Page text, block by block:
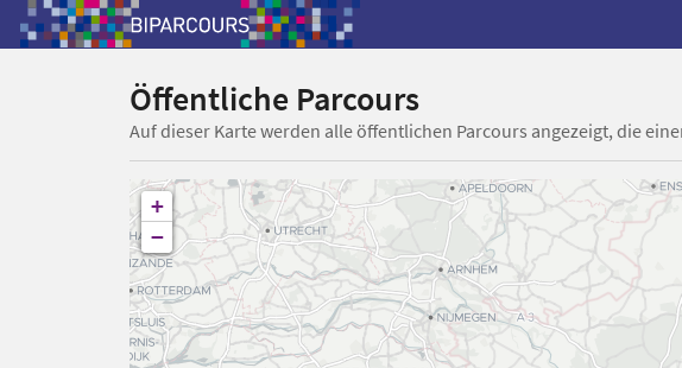
Öffentliche Parcours
Auf dieser Karte werden alle öffentlichen Parcours angezeigt, die
+
−